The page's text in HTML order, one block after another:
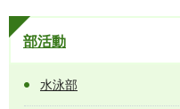
部活動
水泳部